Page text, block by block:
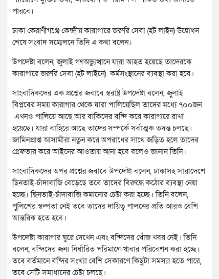
পারবে।
ঢাকা কেরাণীগঞ্জে কেন্দ্রীয় কারাগারে জরুরি সেবা (হট লাইন) উদ্বোধন
শেষে সংবাদ সম্মেলনে তিনি এ কথা বলেন।
উপদেষ্টা বলেন, জুলাই গণঅভ্যুত্থানে যারা আহত হয়েছে তাদেরকে
কারাগারে জরুরি সেবা (হট লাইনে) কর্মসংস্থানের ব্যবস্থা করা হবে।
সাংবাদিকদের এক প্রশ্নের জবাবে স্বরাষ্ট্র উপদেষ্টা বলেন, জুলাই
বিপ্লবের সময় কারাগার থেকে যারা পালিয়েছিল তাদের মধ্যে ৭০০জন
এখনও পালিয়ে আছে আর বাকিদের বন্দি করে কারাগারে রাখা
হয়েছে। যারা বাহিরে আছে তাদের সম্পর্কে সর্বাত্মক তদন্ত চলছে।
জামিনপ্রাপ্ত আসামীরা নতুন করে অপরাধের সাথে জড়িত হলে তাদের
গ্রেফতার করে আইনের আওতায় আনা হবে বলেও জানান তিনি।
সাংবাদিকদের অপর প্রশ্নের জবাবে উপদেষ্টা বলেন, ঢাকাসহ সারাদেশে
ছিনতাই-চাঁদাবাজি বেড়েছে তবে তাদের বিরুদ্ধে কঠোর ব্যবস্থা নেয়া
হচ্ছে। ছিনতাই-চাঁদাবাজি কমানোর চেষ্টা করা হচ্ছে। তিনি বলেন,
পুলিশের স্বল্পতা নেই তবে তাদের দায়িত্ব পালনের প্রতি আরও বেশি
আন্তরিক হতে হবে।
উপদেষ্টা কারাগার ঘুরে দেখেন এবং বন্দিদের খোঁজ খবর নেই। তিনি
বলেন, বন্দিদের জন্য নির্ধারিত পরিমাণে খাবার পরিবেশন করা হচ্ছে।
তবে বর্তমানে বন্দির সংখ্যা বেশি সেকারণে কিছুটা সমস্যা হতে পারে,
তবে সেটি সমাধানের চেষ্টা চলছে।